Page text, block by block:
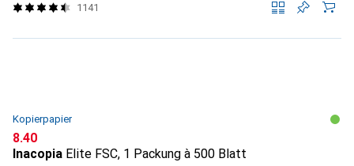
1141
Kopierpapier
CHF
8.40
Inacopia Elite FSC, 1 Packung à 500 Blatt